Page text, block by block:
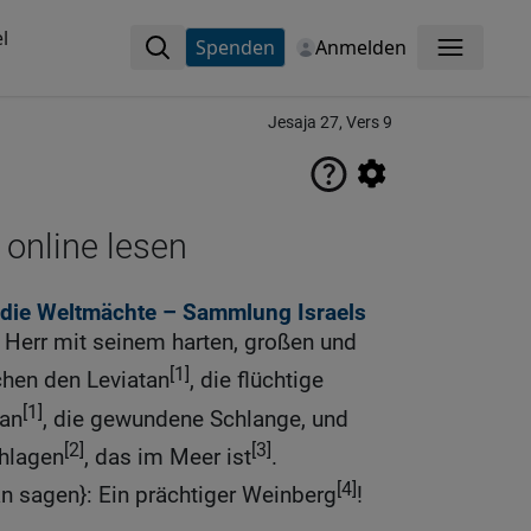
Spenden Anmelden Menü
Jesaja 27, Vers 9
lesen
Weltmächte – Sammlung Israels
mit seinem harten, großen und
den Leviatan[1], die flüchtige
[1], die gewundene Schlange, und
[2], das im Meer ist[3].
sagen}: Ein prächtiger Weinberg[4]!